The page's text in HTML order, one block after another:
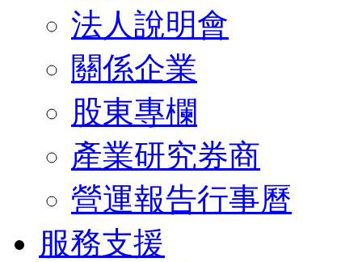
法人說明會
關係企業
股東專欄
產業研究券商
營運報告行事曆
服務支援